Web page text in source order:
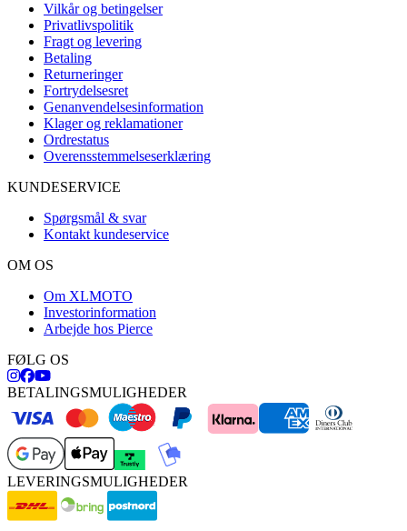
Vilkår og betingelser
Privatlivspolitik
Fragt og levering
Betaling
Returneringer
Fortrydelsesret
Genanvendelsesinformation
Klager og reklamationer
Ordrestatus
Overensstemmelseserklæring
KUNDESERVICE
Spørgsmål & svar
Kontakt kundeservice
OM OS
Om XLMOTO
Investorinformation
Arbejde hos Pierce
FØLG OS
BETALINGSMULIGHEDER
LEVERINGSMULIGHEDER